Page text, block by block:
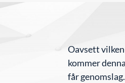
Oavsett
kommer
får